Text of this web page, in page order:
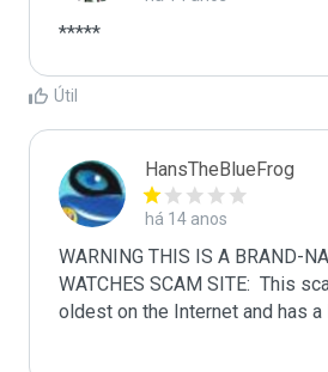
*****
Útil
HansTheBlueFrog
há 14 anos
WARNING THIS IS A BRAND-
WATCHES SCAM SITE:  This
oldest on the Internet and has a